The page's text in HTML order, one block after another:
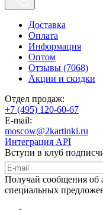
Доставка
Оплата
Информация
Оптом
Отзывы (7068)
Акции и скидки
Отдел продаж:
+7 (495) 120-60-67
E-mail:
moscow@2kartinki.ru
Интеграция API
Вступи в клуб
Получай сообщения об
специальных